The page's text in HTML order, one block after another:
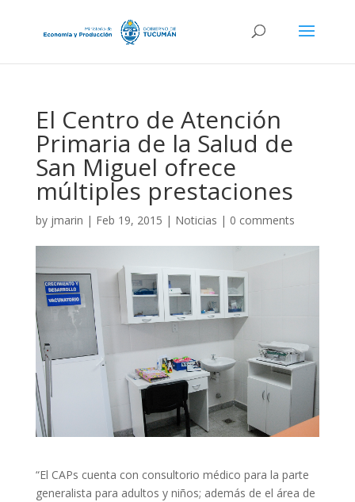
El Centro de Atención
Primaria de la Salud de
San Miguel ofrece
múltiples prestaciones
by jmarin | Feb 19, 2015 | Noticias | 0 comments
“El CAPs cuenta con consultorio médico para la parte
generalista para adultos y niños; además de el área de